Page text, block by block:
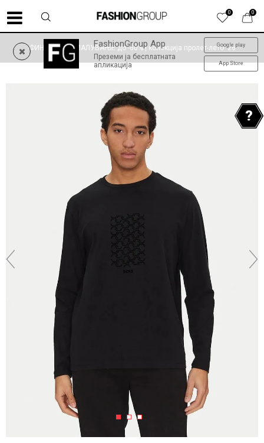
0
0
FashionGroup App
Преземи ја бесплатната
апликација
Google play
App Store
ФИНАЛНО НАМАЛУВАЊЕ до -60% | колекција пролет-лето '26
1 2 3